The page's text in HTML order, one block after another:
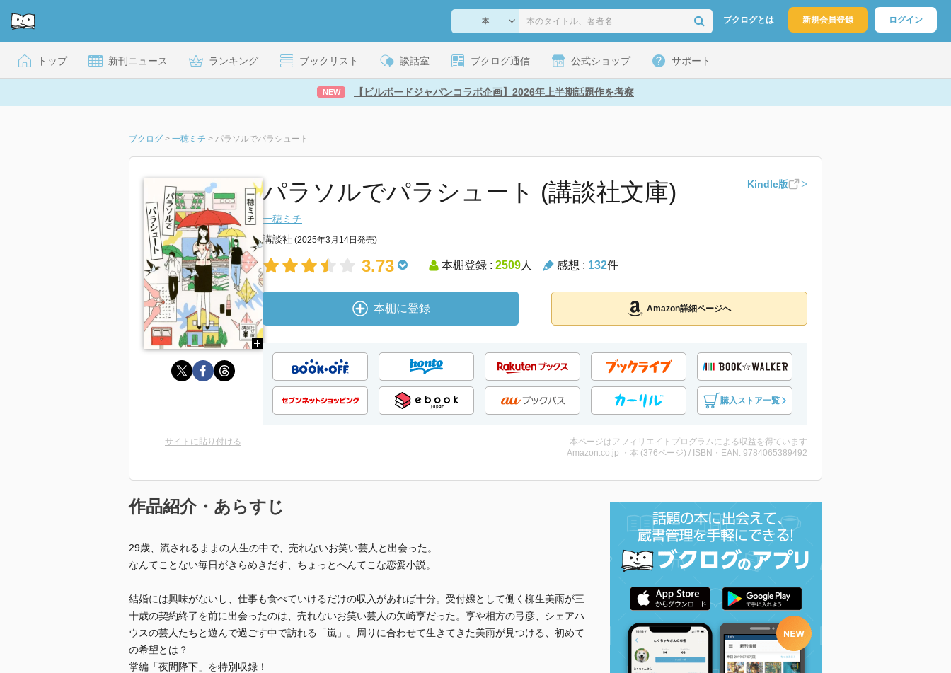
ブクログとは 新規会員登録 ログイン
トップ 新刊ニュース ランキング ブックリスト 談話室 ブクログ通信 公式ショップ サポート
NEW 【ビルボードジャパンコラボ企画】2026年上半期話題作を考察
ブクログ > 一穂ミチ > パラソルでパラシュート
パラソルでパラシュート (講談社文庫) Kindle版
一穂ミチ
講談社 (2025年3月14日発売)
3.73 本棚登録 : 2509人 感想 : 132件
本棚に登録 Amazon詳細ページへ
購入ストア一覧
サイトに貼り付ける
本ページはアフィリエイトプログラムによる収益を得ています
Amazon.co.jp ・本 (376ページ) / ISBN・EAN: 9784065389492
作品紹介・あらすじ
29歳、流されるままの人生の中で、売れないお笑い芸人と出会った。
なんてことない毎日がきらめきだす、ちょっとへんてこな恋愛小説。
結婚には興味がないし、仕事も食べていけるだけの収入があれば十分。受付嬢として働く柳生美雨が三
十歳の契約終了を前に出会ったのは、売れないお笑い芸人の矢崎亨だった。亨や相方の弓彦、シェアハ
ウスの芸人たちと遊んで過ごす中で訪れる「嵐」。周りに合わせて生きてきた美雨が見つける、初めて
の希望とは？
掌編「夜間降下」を特別収録！